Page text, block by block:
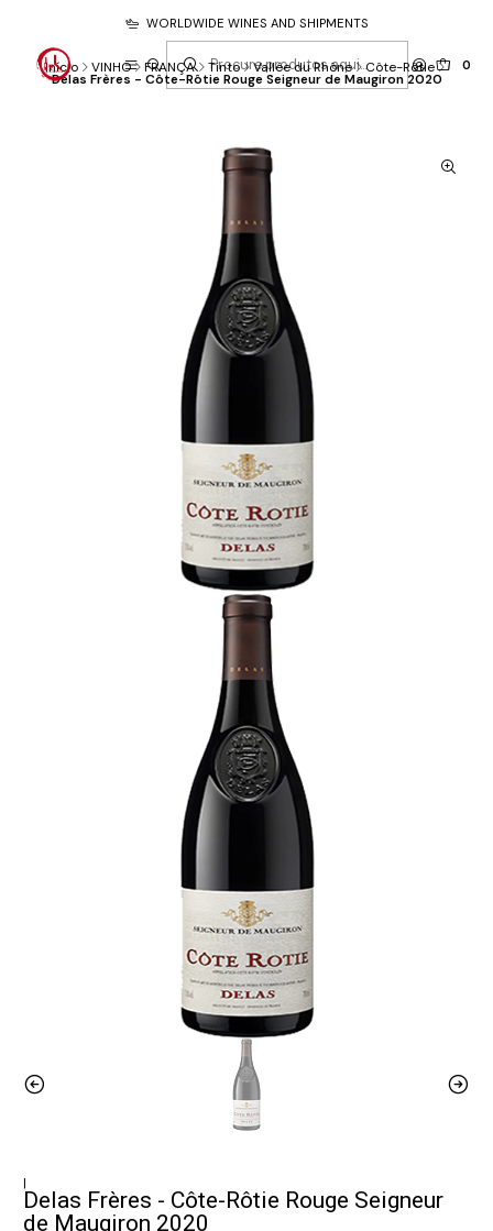
0
WORLDWIDE WINES AND SHIPMENTS
Início VINHO FRANÇA Tinto Vallée du Rhône Côte-Rôtie
Delas Frères - Côte-Rôtie Rouge Seigneur de Maugiron 2020
|
Delas Frères - Côte-Rôtie Rouge Seigneur
de Maugiron 2020